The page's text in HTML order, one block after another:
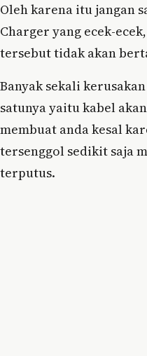
Oleh karena itu jangan
Charger yang ecek-
tersebut tidak akan
Banyak sekali
satunya yaitu kabel
membuat anda kesal
tersenggol sedikit saja
terputus.